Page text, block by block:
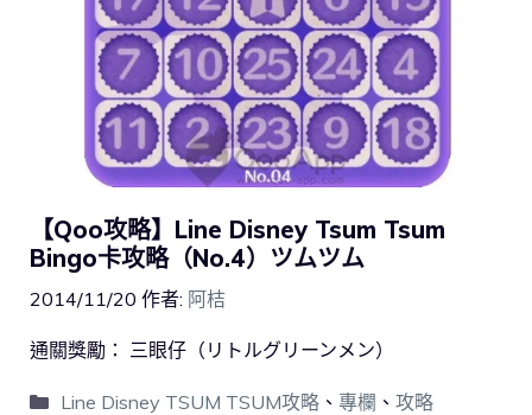
【Qoo攻略】Line Disney Tsum Tsum
Bingo卡攻略（No.4）ツムツム
2014/11/20 作者: 阿桔
通關獎勵： 三眼仔（リトルグリーンメン）
Line Disney TSUM TSUM攻略、 專欄 、 攻略